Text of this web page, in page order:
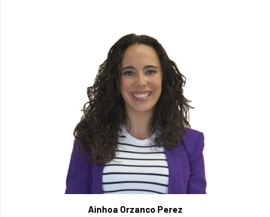
Ainhoa Orzanco Perez